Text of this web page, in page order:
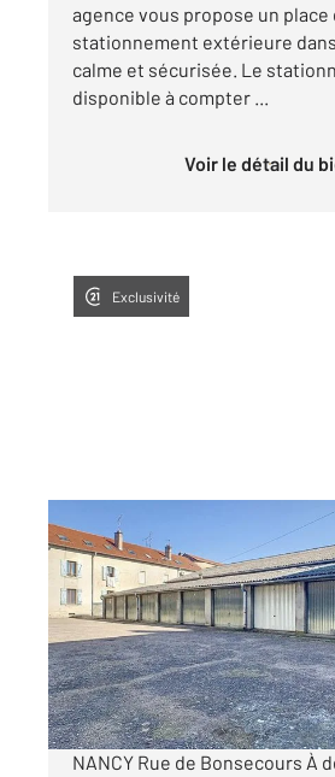
agence vous propose un place
stationnement extérieure
calme et sécurisée. Le
disponible à compter ...
Voir le détail du
Exclusivité
NANCY 54
12 m2
Ref : 121988
Parking à louer
45 €
par mois charges comprises
NANCY Rue de Bonsecours À